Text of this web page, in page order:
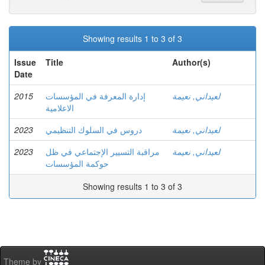
Showing results 1 to 3 of 3
Issue
Date
Title Author(s)
2015
إدارة المعرفة في المؤسسات
الاعلامية
لعيداني, نعيمة
2023 دروس في السلوك التنظيمي
لعيداني, نعيمة
2023
مراقبة التسيير الإجتماعي في ظل
حوكمة المؤسسات
لعيداني, نعيمة
Showing results 1 to 3 of 3
Theme by